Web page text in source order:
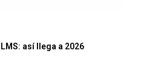
así llega a 2026